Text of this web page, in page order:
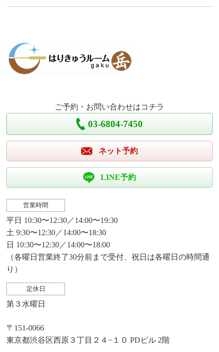
ご予約・お問い合わせはコチラ
03-6804-7450
ネット予約
LINE予約
営業時間
平日 10:30〜12:30／14:00〜19:30
土 9:30〜12:30／14:00〜18:30
日 10:30〜12:30／14:00〜18:00
（各曜日営業終了30分前まで受付、祝日は各曜日の時間通
り）
定休日
第３水曜日
〒151-0066
東京都渋谷区西原３丁目２４−１０ PDビル 2階